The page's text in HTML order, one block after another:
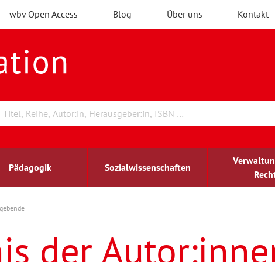
wbv Open Access Blog Über uns Kontakt
Pädagogik Sozialwissenschaften
der